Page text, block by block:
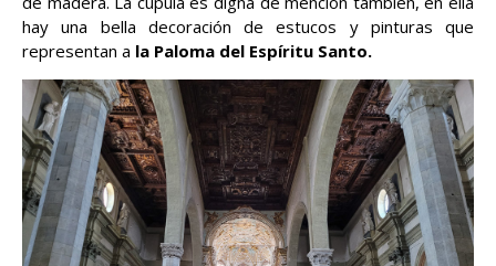
hay una bella decoración de estucos y pinturas que
representan a la Paloma del Espíritu Santo.